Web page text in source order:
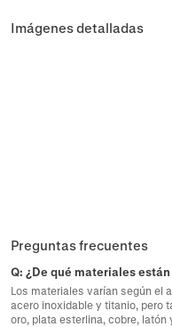
Imágenes detalladas
Preguntas frecuentes
Q: ¿De qué materiales
Los materiales varían según el
acero inoxidable y titanio, pero
oro, plata esterlina, cobre, latón